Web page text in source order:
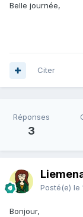
Belle journée,
Citer
Réponses
3
Posté(e) le
Bonjour,